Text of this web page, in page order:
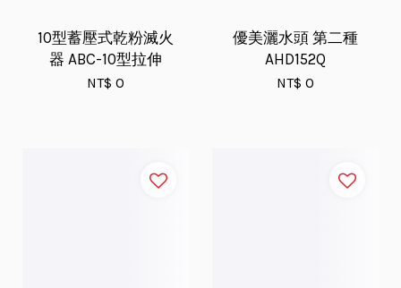
10型蓄壓式乾粉滅火
器 ABC-10型拉伸
NT$ 0
優美灑水頭 第二種
AHD152Q
NT$ 0